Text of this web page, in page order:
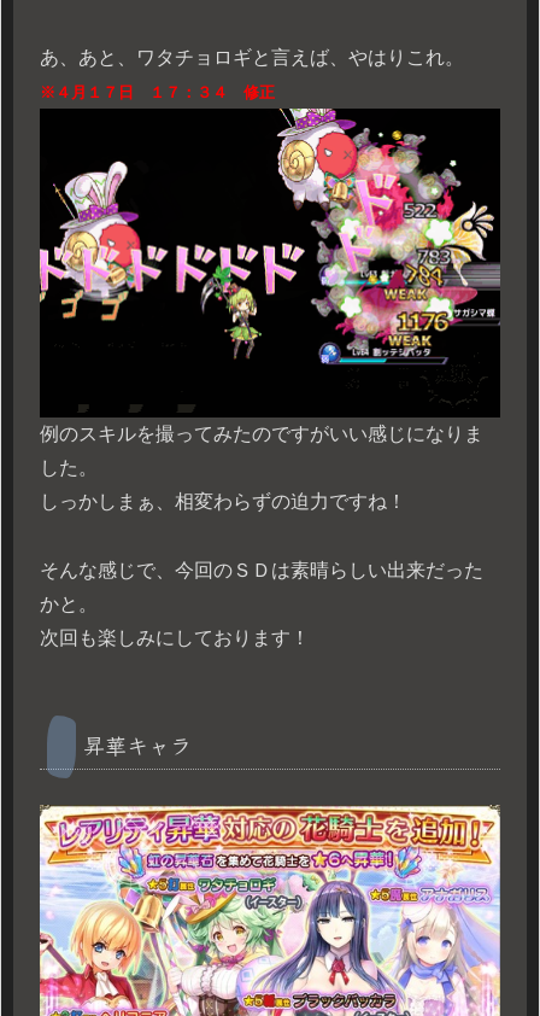
あ、あと、ワタチョロギと言えば、やはりこれ。
※４月１７日 １７：３４ 修正
例のスキルを撮ってみたのですがいい感じになりま
した。
しっかしまぁ、相変わらずの迫力ですね！
そんな感じで、今回のＳＤは素晴らしい出来だった
かと。
次回も楽しみにしております！
昇華キャラ